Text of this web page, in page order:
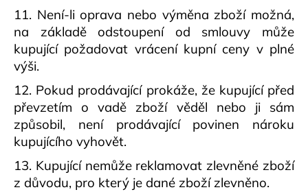
11. Není-li oprava nebo výměna zboží možná,
na základě odstoupení od smlouvy může
kupující požadovat vrácení kupní ceny v plné
výši.
12. Pokud prodávající prokáže, že kupující před
převzetím o vadě zboží věděl nebo ji sám
způsobil, není prodávající povinen nároku
kupujícího vyhovět.
13. Kupující nemůže reklamovat zlevněné zboží
z důvodu, pro který je dané zboží zlevněno.